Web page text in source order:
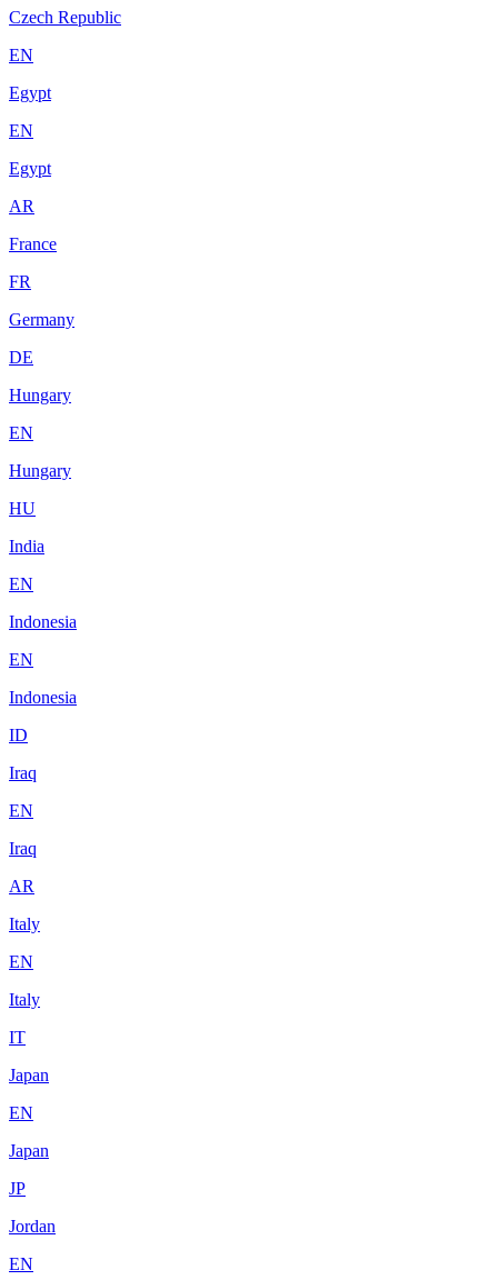
Czech Republic
EN
Egypt
EN
Egypt
AR
France
FR
Germany
DE
Hungary
EN
Hungary
HU
India
EN
Indonesia
EN
Indonesia
ID
Iraq
EN
Iraq
AR
Italy
EN
Italy
IT
Japan
EN
Japan
JP
Jordan
EN